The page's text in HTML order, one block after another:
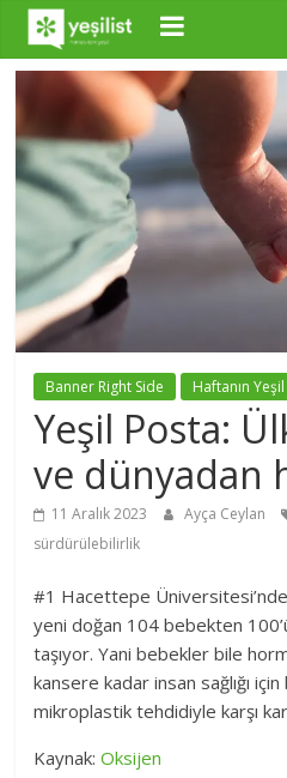
Banner Right Side Haftanın
Yeşil Posta:
ve dünyadan
11 Aralık 2023 Ayça Ceylan
sürdürülebilirlik
#1 Hacettepe
yeni doğan 104 bebekten
taşıyor. Yani bebekler bile
kansere kadar insan sağlığı
mikroplastik tehdidiyle karşı
Kaynak:Oksijen